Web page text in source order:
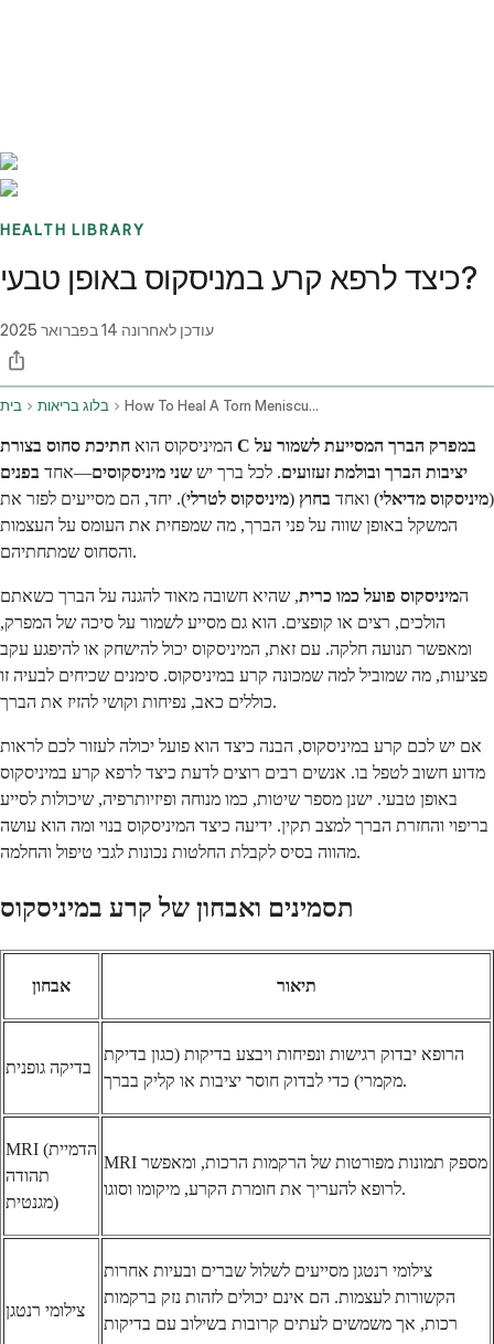
HEALTH LIBRARY
כיצד לרפא קרע במניסקוס באופן טבעי?
עודכן לאחרונה 14 בפברואר 2025
בית בלוג בריאות How To Heal A Torn Meniscus Naturally
המיניסקוס הוא חתיכת סחוס בצורת C במפרק הברך המסייעת לשמור על
יציבות הברך ובולמת זעזועים. לכל ברך יש שני מיניסקוסים—אחד בפנים
(מיניסקוס מדיאלי) ואחד בחוץ (מיניסקוס לטרלי). יחד, הם מסייעים לפזר את
המשקל באופן שווה על פני הברך, מה שמפחית את העומס על העצמות
והסחוס שמתחתיהם.
המיניסקוס פועל כמו כרית, שהיא חשובה מאוד להגנה על הברך כשאתם
הולכים, רצים או קופצים. הוא גם מסייע לשמור על סיכה של המפרק,
ומאפשר תנועה חלקה. עם זאת, המיניסקוס יכול להישחק או להיפגע עקב
פציעות, מה שמוביל למה שמכונה קרע במיניסקוס. סימנים שכיחים לבעיה זו
כוללים כאב, נפיחות וקושי להזיז את הברך.
אם יש לכם קרע במיניסקוס, הבנה כיצד הוא פועל יכולה לעזור לכם לראות
מדוע חשוב לטפל בו. אנשים רבים רוצים לדעת כיצד לרפא קרע במיניסקוס
באופן טבעי. ישנן מספר שיטות, כמו מנוחה ופיזיותרפיה, שיכולות לסייע
בריפוי והחזרת הברך למצב תקין. ידיעה כיצד המיניסקוס בנוי ומה הוא עושה
מהווה בסיס לקבלת החלטות נכונות לגבי טיפול והחלמה.
תסמינים ואבחון של קרע במיניסקוס
אבחון תיאור
בדיקה גופנית
הרופא יבדוק רגישות ונפיחות ויבצע בדיקות (כגון בדיקת
מקמרי) כדי לבדוק חוסר יציבות או קליק בברך.
MRI (הדמיית
תהודה
מגנטית)
MRI מספק תמונות מפורטות של הרקמות הרכות, ומאפשר
לרופא להעריך את חומרת הקרע, מיקומו וסוגו.
צילומי רנטגן
צילומי רנטגן מסייעים לשלול שברים ובעיות אחרות
הקשורות לעצמות. הם אינם יכולים לזהות נזק ברקמות
רכות, אך משמשים לעתים קרובות בשילוב עם בדיקות